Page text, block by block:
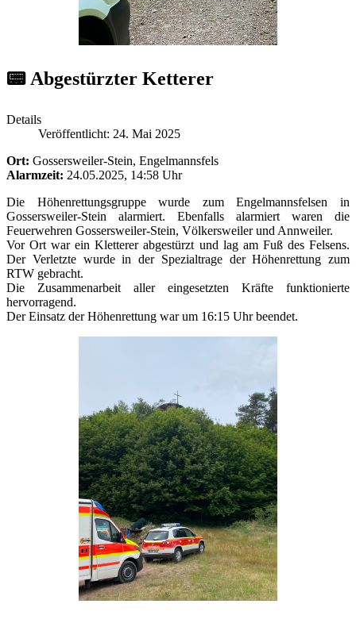
📟 Abgestürzter Ketterer
Details
Veröffentlicht: 24. Mai 2025
Ort: Gossersweiler-Stein, Engelmannsfels
Alarmzeit: 24.05.2025, 14:58 Uhr
Die Höhenrettungsgruppe wurde zum Engelmannsfelsen in
Gossersweiler-Stein alarmiert. Ebenfalls alarmiert waren die
Feuerwehren Gossersweiler-Stein, Völkersweiler und Annweiler.
Vor Ort war ein Kletterer abgestürzt und lag am Fuß des Felsens.
Der Verletzte wurde in der Spezialtrage der Höhenrettung zum
RTW gebracht.
Die Zusammenarbeit aller eingesetzten Kräfte funktionierte
hervorragend.
Der Einsatz der Höhenrettung war um 16:15 Uhr beendet.